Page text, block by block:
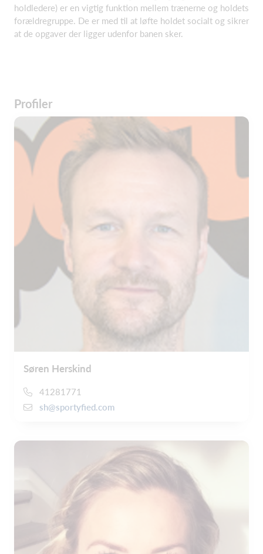
holdledere) er en vigtig funktion mellem trænerne og holdets
forældregruppe. De er med til at løfte holdet socialt og sikrer
at de opgaver der ligger udenfor banen sker.
Profiler
Søren Herskind
41281771
sh@sportyfied.com